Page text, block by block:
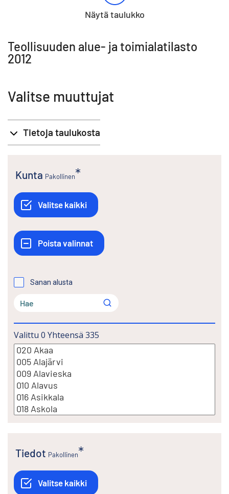
Näytä taulukko
Teollisuuden alue- ja toimialatilasto
2012
Valitse muuttujat
Tietoja taulukosta
Kunta Pakollinen
Sanan alusta
Valittu 0 Yhteensä 335
Tiedot Pakollinen